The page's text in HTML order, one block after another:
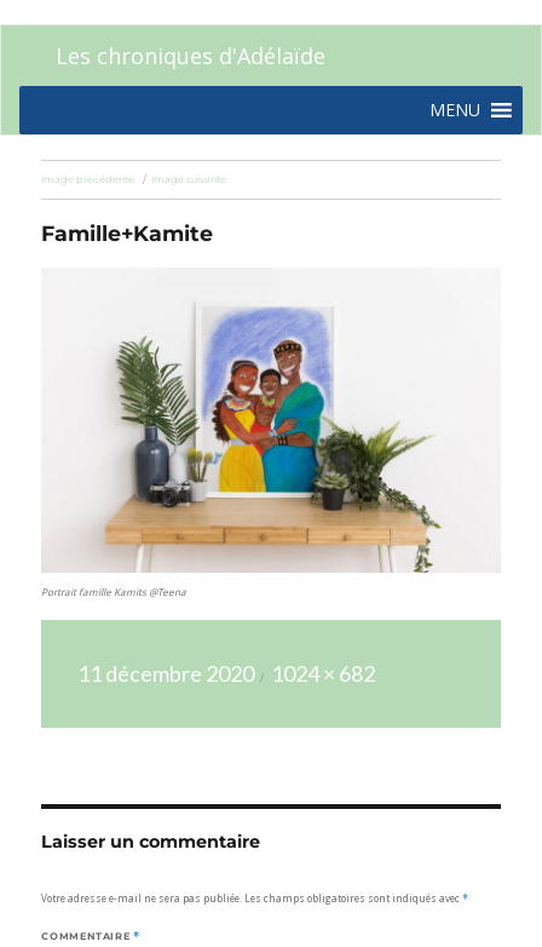
Les chroniques d'Adélaïde
MENU
Image précédente Image suivante
Famille+Kamite
Portrait famille Kamits @Teena
le
11 décembre 2020
réelle
1024 × 682
Laisser un commentaire
Votre adresse e-mail ne sera pas publiée. Les champs obligatoires sont indiqués avec*
COMMENTAIRE *